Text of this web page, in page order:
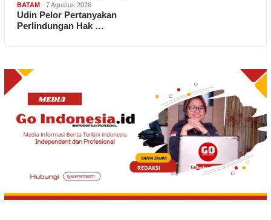
BATAM 7 Agustus 2026
Udin Pelor Pertanyakan
Perlindungan Hak …